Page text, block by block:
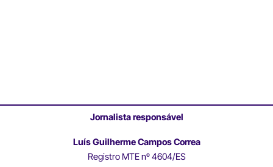
Jornalista responsável
Luís Guilherme Campos Correa
Registro MTE nº 4604/ES